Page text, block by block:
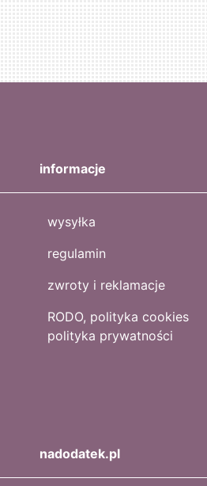
informacje
wysyłka
regulamin
zwroty i reklamacje
RODO, polityka cookies
polityka prywatności
nadodatek.pl